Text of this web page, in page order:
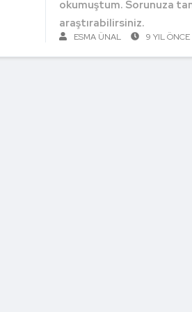
okumuştum. Sorunuza
araştırabilirsiniz.
ESMA ÜNAL 9 YIL ÖNCE